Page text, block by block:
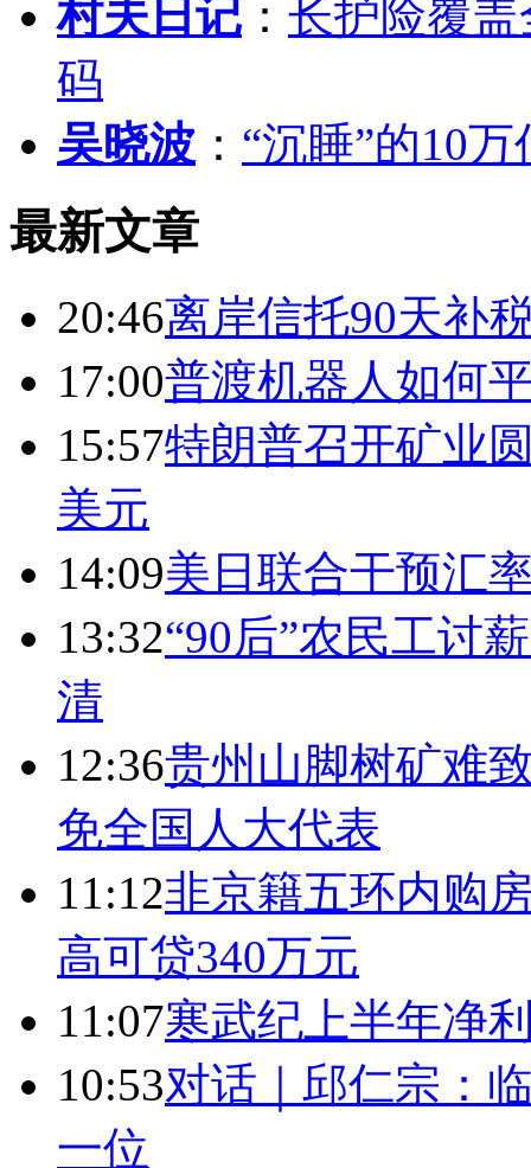
村夫日记 ： 长护险覆
码
吴晓波 ： “沉睡”的10
最新文章
20:46离岸信托90天补
17:00普渡机器人如何
15:57特朗普召开矿业
美元
14:09美日联合干预汇
13:32“90后”农民工讨
清
12:36贵州山脚树矿难
免全国人大代表
11:12非京籍五环内购
高可贷340万元
11:07寒武纪上半年净
10:53对话｜邱仁宗：
一位